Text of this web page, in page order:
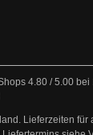
4.80 /5.00 bei
Lieferzeiten für